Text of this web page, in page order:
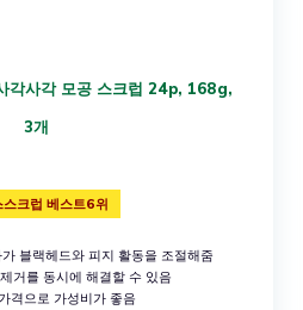
각사각 모공 스크럽 24p, 168g,
3개
스크럽 베스트6위
블랙헤드와 피지 활동을 조절해줌
거를 동시에 해결할 수 있음
격으로 가성비가 좋음